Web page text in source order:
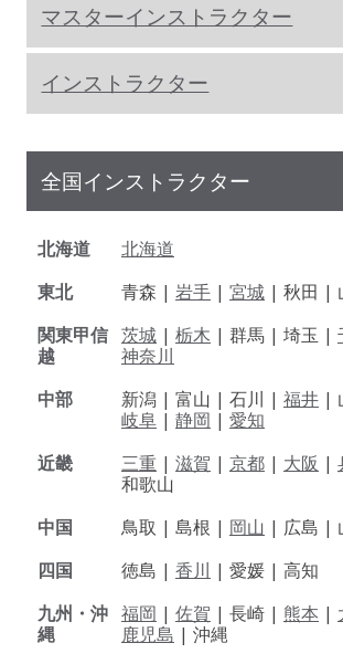
マスターインストラクター
インストラクター
全国インストラクター
北海道
北海道
東北
青森 | 岩手 | 宮城 | 秋田 |
関東甲信
越
茨城 | 栃木 | 群馬 | 埼玉 |
神奈川
中部
新潟 | 富山 | 石川 | 福井 |
岐阜 | 静岡 | 愛知
近畿
三重 | 滋賀 | 京都 | 大阪 |
和歌山
中国
鳥取 | 島根 | 岡山 | 広島 |
四国
徳島 | 香川 | 愛媛 | 高知
九州・沖
縄
福岡 | 佐賀 | 長崎 | 熊本 |
鹿児島 | 沖縄